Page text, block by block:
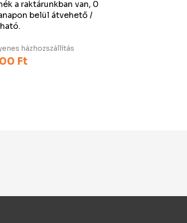
a raktárunkban van, 0
belül átvehető /
házhozszállítás
Ft